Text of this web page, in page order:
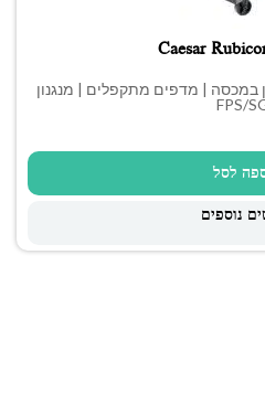
| חלון במכסה | מדפים מתקפלים | מנגנון
FPS/
לסל
נוספים